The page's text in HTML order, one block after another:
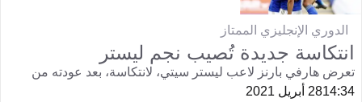
الدوري الإنجليزي الممتاز
انتكاسة جديدة تُصيب نجم ليستر
تعرض هارفي بارنز لاعب ليستر سيتي، لانتكاسة، بعد عودته من
14:3428 أبريل 2021